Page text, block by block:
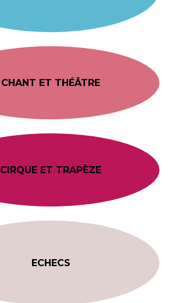
CHANT ET THÉÂTRE
CIRQUE ET TRAPÈZE
ECHECS